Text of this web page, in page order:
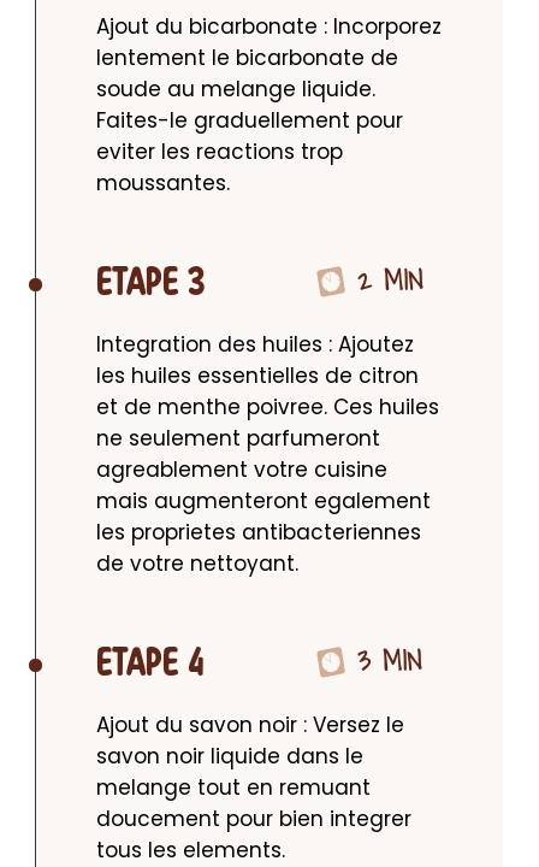
Ajout du bicarbonate : Incorporez
lentement le bicarbonate de
soude au melange liquide.
Faites-le graduellement pour
eviter les reactions trop
moussantes.
ETAPE 3 2 MIN
Integration des huiles : Ajoutez
les huiles essentielles de citron
et de menthe poivree. Ces huiles
ne seulement parfumeront
agreablement votre cuisine
mais augmenteront egalement
les proprietes antibacteriennes
de votre nettoyant.
ETAPE 4 3 MIN
Ajout du savon noir : Versez le
savon noir liquide dans le
melange tout en remuant
doucement pour bien integrer
tous les elements.